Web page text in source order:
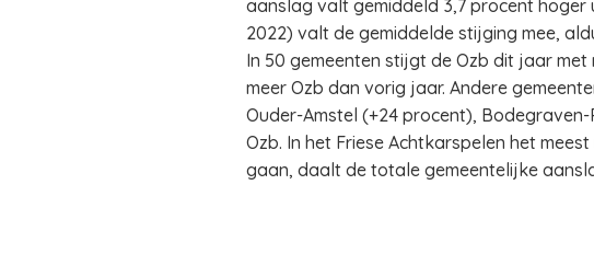
aanslag valt gemiddeld 3,7 procent hoger
2022) valt de gemiddelde stijging mee,
In 50 gemeenten stijgt de Ozb dit jaar
meer Ozb dan vorig jaar. Andere
Ouder-Amstel (+24 procent),
Ozb. In het Friese Achtkarspelen het
gaan, daalt de totale gemeentelijke